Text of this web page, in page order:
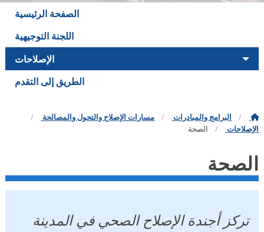
الصفحة الرئيسية
اللجنة التوجيهية
الإصلاحات
الطريق إلى التقدم
البرامج والمبادرات
مسارات الإصلاح والتحول والمصالحة
الصحة
تركز أجندة الإصلاح الصحي في المدينة